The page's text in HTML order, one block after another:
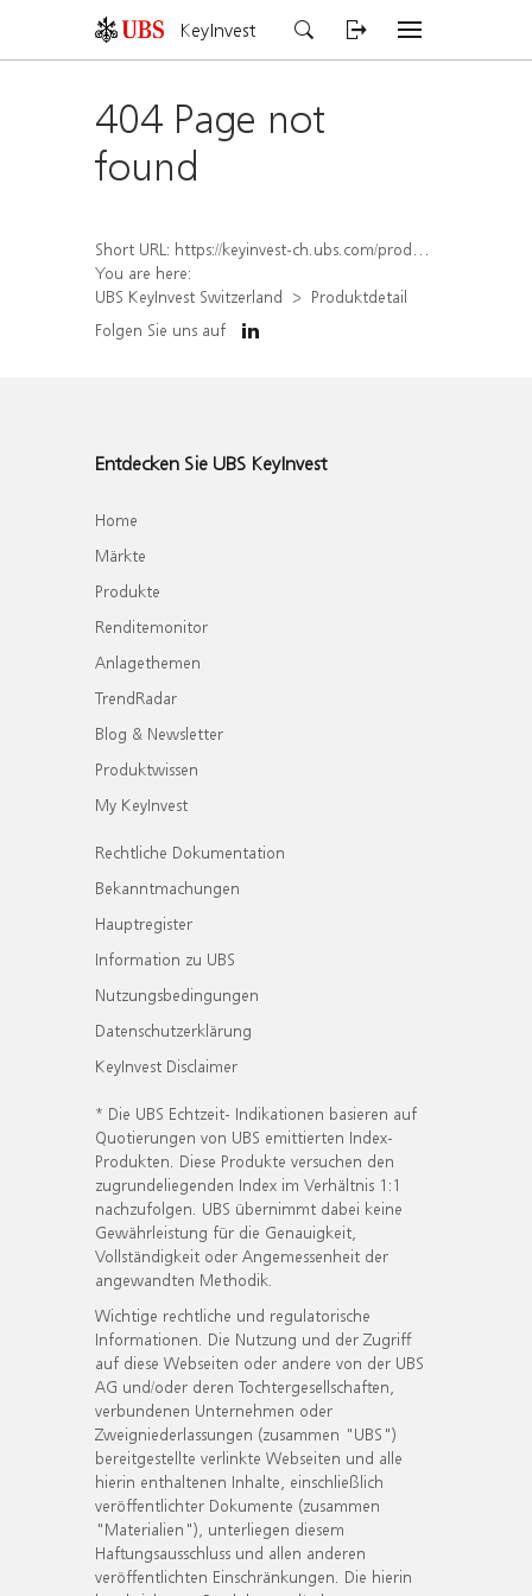
KeyInvest
404 Page not
found
Short URL: https://keyinvest-ch.ubs.com/produkt/detail/index/isin/CH1580424195
You are here:
UBS KeyInvest Switzerland
Produktdetail
Folgen Sie uns auf
Entdecken Sie UBS KeyInvest
Home
Märkte
Produkte
Renditemonitor
Anlagethemen
TrendRadar
Blog & Newsletter
Produktwissen
My KeyInvest
Rechtliche Dokumentation
Bekanntmachungen
Hauptregister
Information zu UBS
Nutzungsbedingungen
Datenschutzerklärung
KeyInvest Disclaimer
* Die UBS Echtzeit- Indikationen basieren auf
Quotierungen von UBS emittierten Index-
Produkten. Diese Produkte versuchen den
zugrundeliegenden Index im Verhältnis 1:1
nachzufolgen. UBS übernimmt dabei keine
Gewährleistung für die Genauigkeit,
Vollständigkeit oder Angemessenheit der
angewandten Methodik.
Wichtige rechtliche und regulatorische
Informationen. Die Nutzung und der Zugriff
auf diese Webseiten oder andere von der UBS
AG und/oder deren Tochtergesellschaften,
verbundenen Unternehmen oder
Zweigniederlassungen (zusammen "UBS")
bereitgestellte verlinkte Webseiten und alle
hierin enthaltenen Inhalte, einschließlich
veröffentlichter Dokumente (zusammen
"Materialien"), unterliegen diesem
Haftungsausschluss und allen anderen
veröffentlichten Einschränkungen. Die hierin